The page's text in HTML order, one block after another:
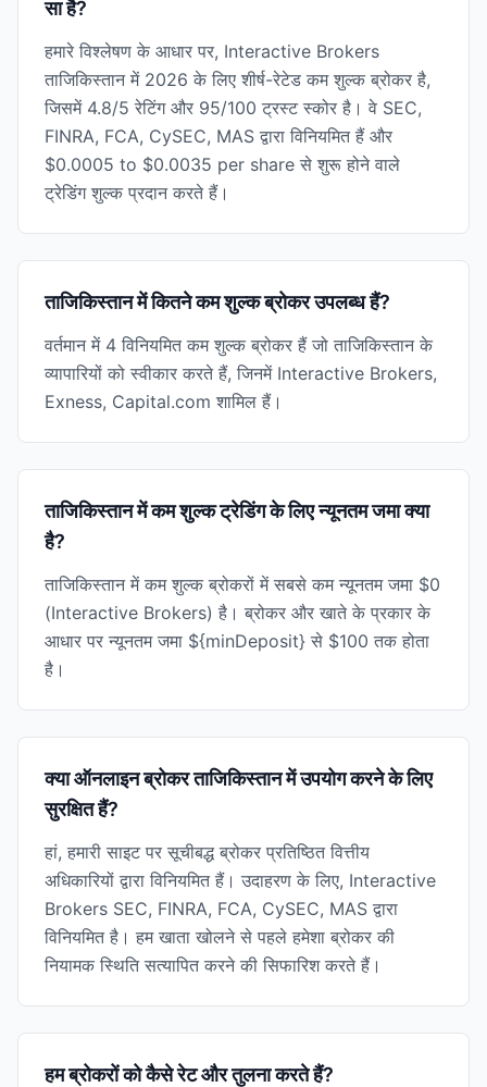
सा है?
हमारे विश्लेषण के आधार पर, Interactive Brokers
ताजिकिस्तान में 2026 के लिए शीर्ष-रेटेड कम शुल्क ब्रोकर है,
जिसमें 4.8/5 रेटिंग और 95/100 ट्रस्ट स्कोर है। वे SEC,
FINRA, FCA, CySEC, MAS द्वारा विनियमित हैं और
$0.0005 to $0.0035 per share से शुरू होने वाले
ट्रेडिंग शुल्क प्रदान करते हैं।
ताजिकिस्तान में कितने कम शुल्क ब्रोकर उपलब्ध हैं?
वर्तमान में 4 विनियमित कम शुल्क ब्रोकर हैं जो ताजिकिस्तान के
व्यापारियों को स्वीकार करते हैं, जिनमें Interactive Brokers,
Exness, Capital.com शामिल हैं।
ताजिकिस्तान में कम शुल्क ट्रेडिंग के लिए न्यूनतम जमा क्या
है?
ताजिकिस्तान में कम शुल्क ब्रोकरों में सबसे कम न्यूनतम जमा $0
(Interactive Brokers) है। ब्रोकर और खाते के प्रकार के
आधार पर न्यूनतम जमा ${minDeposit} से $100 तक होता
है।
क्या ऑनलाइन ब्रोकर ताजिकिस्तान में उपयोग करने के लिए
सुरक्षित हैं?
हां, हमारी साइट पर सूचीबद्ध ब्रोकर प्रतिष्ठित वित्तीय
अधिकारियों द्वारा विनियमित हैं। उदाहरण के लिए, Interactive
Brokers SEC, FINRA, FCA, CySEC, MAS द्वारा
विनियमित है। हम खाता खोलने से पहले हमेशा ब्रोकर की
नियामक स्थिति सत्यापित करने की सिफारिश करते हैं।
हम ब्रोकरों को कैसे रेट और तुलना करते हैं?